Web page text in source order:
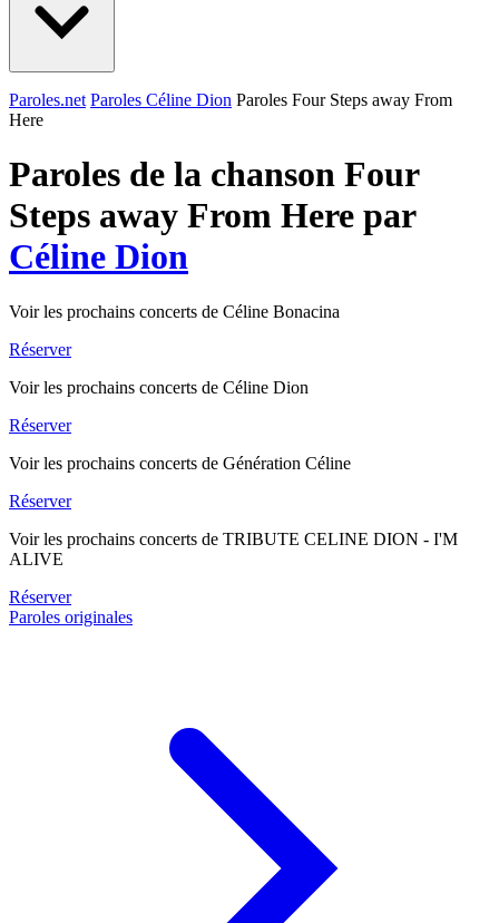
Paroles.net Paroles Céline Dion Paroles Four Steps away From
Here
Paroles de la chanson Four
Steps away From Here par
Céline Dion
Voir les prochains concerts de Céline Bonacina
Réserver
Voir les prochains concerts de Céline Dion
Réserver
Voir les prochains concerts de Génération Céline
Réserver
Voir les prochains concerts de TRIBUTE CELINE DION - I'M
ALIVE
Réserver
Paroles originales